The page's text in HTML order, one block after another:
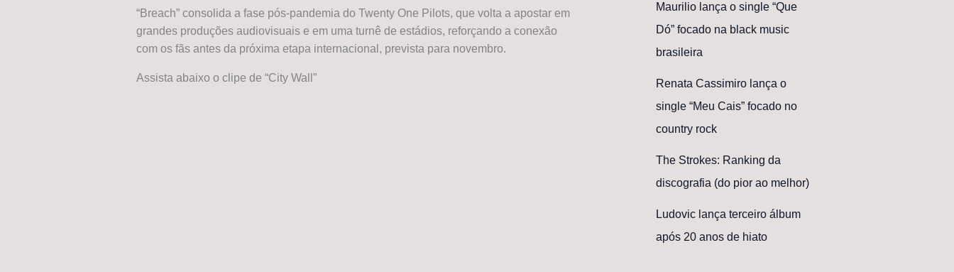
“Breach” consolida a fase pós-pandemia do Twenty One Pilots, que volta a apostar em
grandes produções audiovisuais e em uma turnê de estádios, reforçando a conexão
com os fãs antes da próxima etapa internacional, prevista para novembro.
Assista abaixo o clipe de “City Wall”
Maurilio lança o single “Que
Dó” focado na black music
brasileira
Renata Cassimiro lança o
single “Meu Cais” focado no
country rock
The Strokes: Ranking da
discografia (do pior ao melhor)
Ludovic lança terceiro álbum
após 20 anos de hiato